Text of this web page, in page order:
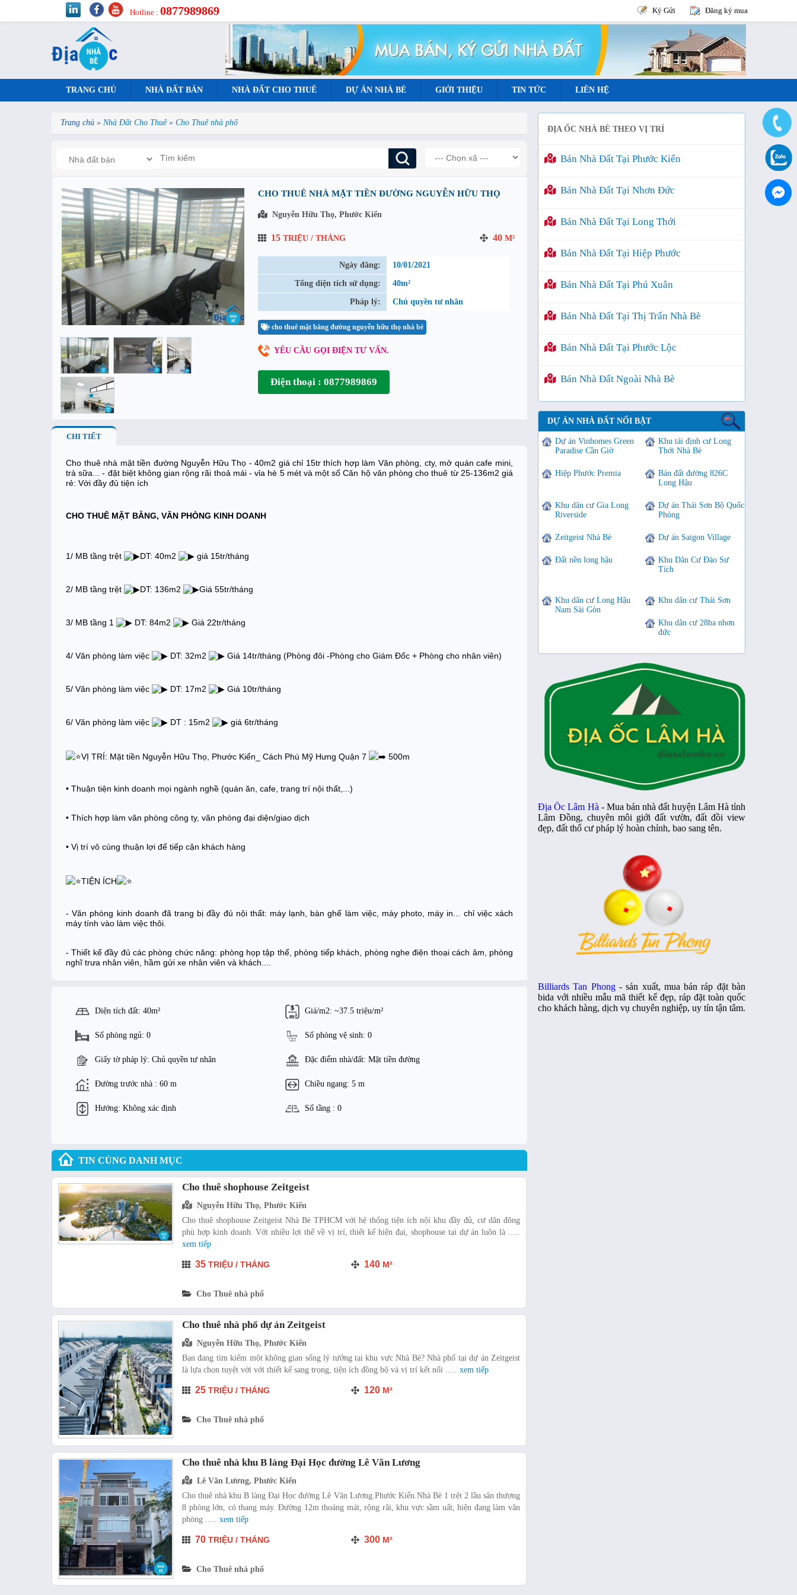
Hotline : 0877989869 Ký Gửi Đăng ký mua
TRANG CHỦ NHÀ ĐẤT BÁN NHÀ ĐẤT CHO THUÊ DỰ ÁN NHÀ BÈ GIỚI THIỆU TIN TỨC LIÊN HỆ
Trang chủ » Nhà Đất Cho Thuê » Cho Thuê nhà phố
CHO THUÊ NHÀ MẶT TIỀN ĐƯỜNG NGUYỄN HỮU THỌ
Nguyễn Hữu Thọ, Phước Kiển
15TRIỆU / THÁNG 40M²
Ngày đăng: 10/01/2021
Tổng diện tích sử dụng: 40m²
Pháp lý: Chủ quyền tư nhân
cho thuê mặt bằng đường nguyễn hữu thọ nhà bè
YÊU CẦU GỌI ĐIỆN TƯ VẤN.
Điện thoại : 0877989869
CHI TIẾT
Cho thuê nhà mặt tiền đường Nguyễn Hữu Thọ - 40m2 giá chỉ 15tr thích hợp làm Văn phòng, cty, mở quán cafe mini,
trà sữa... - đặt biệt không gian rộng rãi thoả mái - vỉa hè 5 mét và một số Căn hộ văn phòng cho thuê từ 25-136m2 giá
rẻ: Với đầy đủ tiện ích
CHO THUÊ MẶT BẰNG, VĂN PHÒNG KINH DOANH
1/ MB tầng trệt DT: 40m2 giá 15tr/tháng
2/ MB tầng trệt DT: 136m2 Giá 55tr/tháng
3/ MB tầng 1 DT: 84m2 Giá 22tr/tháng
4/ Văn phòng làm việc DT: 32m2 Giá 14tr/tháng (Phòng đôi -Phòng cho Giám Đốc + Phòng cho nhân viên)
5/ Văn phòng làm việc DT: 17m2 Giá 10tr/tháng
6/ Văn phòng làm việc DT : 15m2 giá 6tr/tháng
VỊ TRÍ: Mặt tiền Nguyễn Hữu Thọ, Phước Kiển_ Cách Phú Mỹ Hưng Quận 7 500m
• Thuận tiện kinh doanh mọi ngành nghề (quán ăn, cafe, trang trí nội thất,...)
• Thích hợp làm văn phòng công ty, văn phòng đại diện/giao dịch
• Vị trí vô cùng thuận lợi để tiếp cận khách hàng
TIỆN ÍCH
- Văn phòng kinh doanh đã trang bị đầy đủ nội thất: máy lạnh, bàn ghế làm việc, máy photo, máy in... chỉ việc xách
máy tính vào làm việc thôi.
- Thiết kế đầy đủ các phòng chức năng: phòng họp tập thể, phòng tiếp khách, phòng nghe điện thoại cách âm, phòng
nghĩ trưa nhân viên, hầm gửi xe nhân viên và khách....
Diện tích đất: 40m² Giá/m2: ~37.5 triệu/m²
Số phòng ngủ: 0 Số phòng vệ sinh: 0
Giấy tờ pháp lý: Chủ quyền tư nhân Đặc điểm nhà/đất: Mặt tiền đường
Đường trước nhà : 60 m Chiều ngang: 5 m
Hướng: Không xác định Số tầng : 0
TIN CÙNG DANH MỤC
Cho thuê shophouse Zeitgeist
Nguyễn Hữu Thọ, Phước Kiển
Cho thuê shophouse Zeitgeist Nhà Bè TPHCM với hệ thống tiện ích nội khu đầy đủ, cư dân đông
phù hợp kinh doanh. Với nhiều lợi thế về vị trí, thiết kế hiện đại, shophouse tại dự án luôn là .....
xem tiếp
35 TRIỆU / THÁNG 140 M²
Cho Thuê nhà phố
Cho thuê nhà phố dự án Zeitgeist
Nguyễn Hữu Thọ, Phước Kiển
Bạn đang tìm kiếm một không gian sống lý tưởng tại khu vực Nhà Bè? Nhà phố tại dự án Zeitgeist
là lựa chọn tuyệt vời với thiết kế sang trọng, tiện ích đồng bộ và vị trí kết nối ..... xem tiếp
25 TRIỆU / THÁNG 120 M²
Cho Thuê nhà phố
Cho thuê nhà khu B làng Đại Học đường Lê Văn Lương
Lê Văn Lương, Phước Kiển
Cho thuê nhà khu B làng Đại Học đường Lê Văn Lương.Phước Kiển.Nhà Bè 1 trệt 2 lầu sân thượng
8 phòng lớn, có thang máy. Đường 12m thoáng mát, rộng rãi, khu vực sầm uất, hiện đang làm văn
phòng ..... xem tiếp
70 TRIỆU / THÁNG 300 M²
Cho Thuê nhà phố
ĐỊA ỐC NHÀ BÈ THEO VỊ TRÍ
Bán Nhà Đất Tại Phước Kiển
Bán Nhà Đất Tại Nhơn Đức
Bán Nhà Đất Tại Long Thới
Bán Nhà Đất Tại Hiệp Phước
Bán Nhà Đất Tại Phú Xuân
Bán Nhà Đất Tại Thị Trấn Nhà Bè
Bán Nhà Đất Tại Phước Lộc
Bán Nhà Đất Ngoài Nhà Bè
DỰ ÁN NHÀ ĐẤT NỔI BẬT
Dự án Vinhomes Green
Paradise Cần Giờ
Khu tái định cư Long
Thới Nhà Bè
Hiệp Phước Premia
Bán đất đường 826C
Long Hậu
Khu dân cư Gia Long
Riverside
Dự án Thái Sơn Bộ Quốc
Phòng
Zeitgeist Nhà Bè Dự án Saigon Village
Đất nền long hậu
Khu Dân Cư Đào Sư
Tích
Khu dân cư Long Hậu
Nam Sài Gòn
Khu dân cư Thái Sơn
Khu dân cư 28ha nhơn
đức
Địa Ốc Lâm Hà - Mua bán nhà đất huyện Lâm Hà tỉnh
Lâm Đồng, chuyên môi giới đất vườn, đất đồi view
đẹp, đất thổ cư pháp lý hoàn chỉnh, bao sang tên.
Billiards Tan Phong- sản xuất, mua bán ráp đặt bàn
bida với nhiều mẫu mã thiết kế đẹp, ráp đặt toàn quốc
cho khách hàng, dịch vụ chuyên nghiệp, uy tín tận tâm.